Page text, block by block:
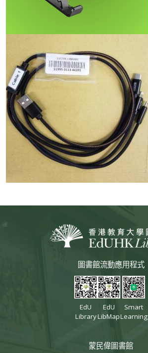
圖書館流動應用程式
EdU
Library
EdU
LibMap
Smart
Learning
蒙民偉圖書館